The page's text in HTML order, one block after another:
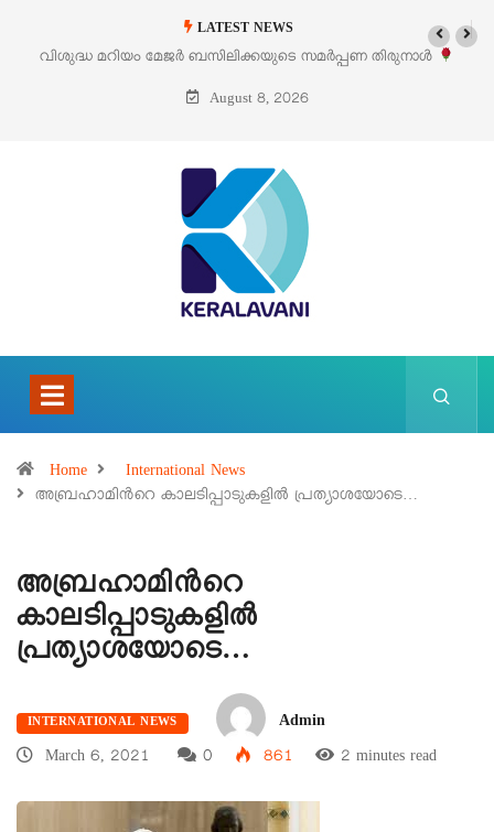
LATEST NEWS
‘പെറ്റൽസ്’ ലൈഫ് സ്റ്റൈൽ എക്സിബിഷനും സെയിലും ഓഗസ്റ്റ് 8-ന്
പെരുമാനൂരിൽ
August 8, 2026
Home
International News
അബ്രഹാമിന്‍റെ കാലടിപ്പാടുകളിൽ പ്രത്യാശയോടെ…
അബ്രഹാമിന്‍റെ
കാലടിപ്പാടുകളിൽ
പ്രത്യാശയോടെ…
INTERNATIONAL NEWS
Admin
March 6, 2021
0 861 2 minutes read